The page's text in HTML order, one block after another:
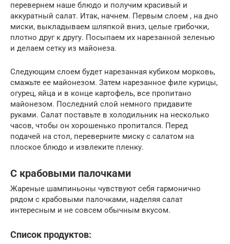
перевернем наше блюдо и получим красивый и
аккуратный салат. Итак, начнем. Первым слоем , на дно
миски, выкладываем шляпкой вниз, целые грибочки,
плотно друг к другу. Посыпаем их нарезанной зеленью
и делаем сетку из майонеза.
Следующим слоем будет нарезанная кубиком морковь,
смажьте ее майонезом. Затем нарезанное филе курицы,
огурец, яйца и в конце картофель, все пропитано
майонезом. Последний слой немного придавите
руками. Салат поставьте в холодильник на несколько
часов, чтобы он хорошенько пропитался. Перед
подачей на стол, переверните миску с салатом на
плоское блюдо и извлеките пленку.
С крабовыми палочками
Жареные шампиньоны чувствуют себя гармонично
рядом с крабовыми палочками, наделяя салат
интересным и не совсем обычным вкусом.
Список продуктов: